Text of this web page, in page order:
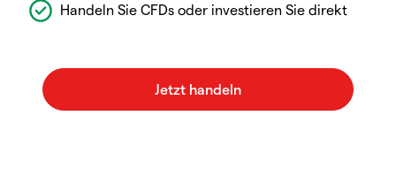
Handeln Sie CFDs oder investieren Sie direkt